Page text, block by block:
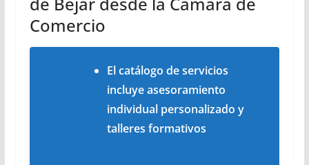
Comercio
El catálogo de servicios
incluye asesoramiento
individual personalizado y
talleres formativos